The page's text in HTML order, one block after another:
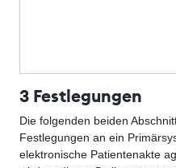
3 Festlegungen
Die folgenden beiden
Festlegungen an ein
elektronische Patientenakte